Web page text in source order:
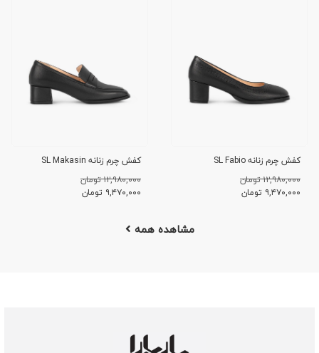
کفش چرم زنانه SL Fabio
۱۲,۹۸۰,۰۰۰ تومان
۹,۴۷۰,۰۰۰ تومان
کفش چرم زنانه SL Makasin
۱۲,۹۸۰,۰۰۰ تومان
۹,۴۷۰,۰۰۰ تومان
مشاهده همه